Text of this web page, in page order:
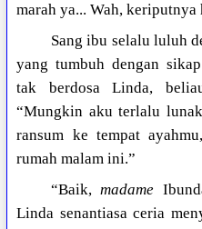
marah ya... Wah,
Sang ibu selalu luluh
yang tumbuh dengan
tak berdosa Linda,
“Mungkin aku terlalu
ransum ke tempat
rumah malam ini.”
“Baik,madame
Linda senantiasa ceria